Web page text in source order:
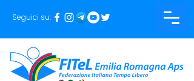
Seguici su: